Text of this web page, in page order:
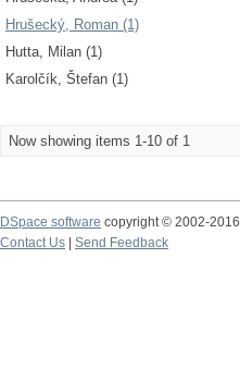
Hrušecký, Roman (1)
Hutta, Milan (1)
Karolčík, Štefan (1)
Now showing items 1-10 of 1
DSpace software copyright © 2002-2016
Contact Us
Send Feedback